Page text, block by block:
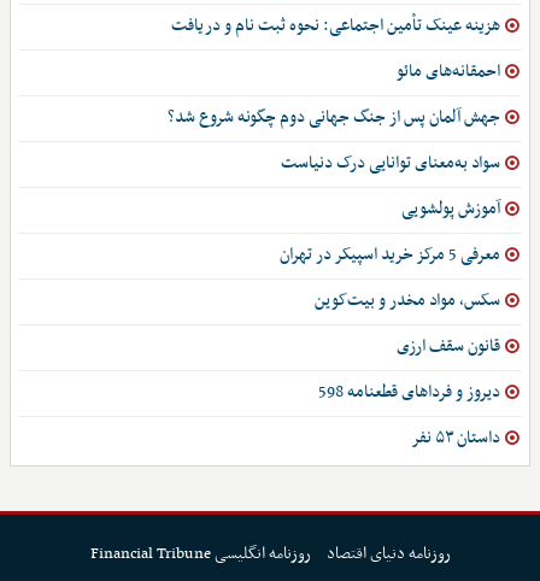
هزینه عینک تأمین اجتماعی: نحوه ثبت نام و دریافت
احمقانه‌های مائو
جهش آلمان پس از جنگ جهانی دوم چگونه شروع شد؟
سواد به‌معنای توانایی درک دنیاست
آموزش پولشویی
معرفی 5 مرکز خرید اسپیکر در تهران
سکس، مواد مخدر و بیت‌کوین
قانون سقف ارزی
دیروز و فرداهای قطعنامه 598
داستان ۵۳ نفر
روزنامه دنیای اقتصاد روزنامه انگلیسی Financial Tribune